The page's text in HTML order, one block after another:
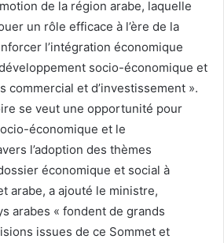
de la région arabe, laquelle
un rôle efficace à l’ère de la
l’intégration économique
socio-économique et
commercial et d’investissement ».
se veut une opportunité pour
économique et le
l’adoption des thèmes
économique et social à
arabe, a ajouté le ministre,
arabes « fondent de grands
issues de ce Sommet et